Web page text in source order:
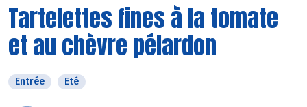
Tartelettes fines à la tomate
et au chèvre pélardon
Entrée Eté